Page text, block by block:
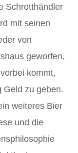
Schrotthändler
mit seinen
von
geworfen,
kommt,
Geld zu geben.
weiteres Bier
und die